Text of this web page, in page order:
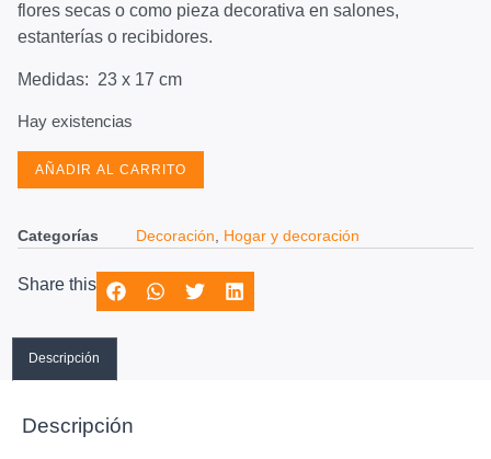
flores secas o como pieza decorativa en salones,
estanterías o recibidores.
Medidas: 23 x 17 cm
Hay existencias
AÑADIR AL CARRITO
Categorías Decoración Hogar y decoración
Share this
Descripción
Descripción